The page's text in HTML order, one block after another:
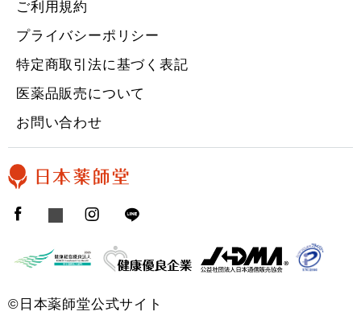
©日本薬師堂公式サイト
ご利用規約
プライバシーポリシー
特定商取引法に基づく表記
医薬品販売について
お問い合わせ